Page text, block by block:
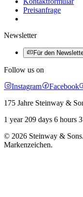
Preisanfrage
Newsletter
Für den
Follow us on
Instagram
Facebook
175 Jahre Steinway &
1 year 209 days 6 hours
© 2026 Steinway &
Markenzeichen.